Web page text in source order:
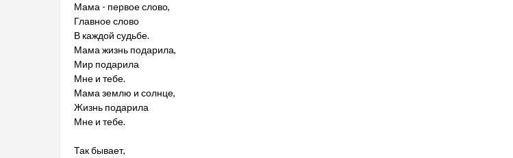
Мама - первое слово,
Главное слово
В каждой судьбе.
Мама жизнь подарила,
Мир подарила
Мне и тебе.
Мама землю и солнце,
Жизнь подарила
Мне и тебе.
Так бывает,